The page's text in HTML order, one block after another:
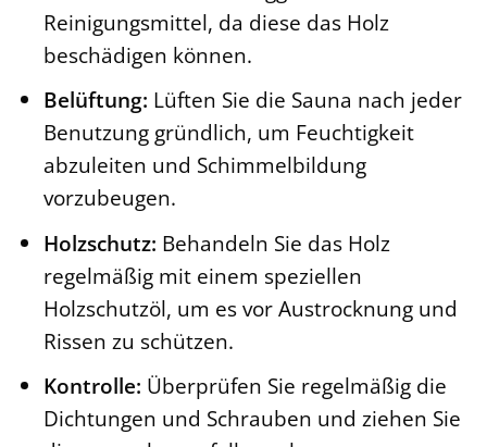
Reinigungsmittel, da diese das Holz
beschädigen können.
Belüftung: Lüften Sie die Sauna nach jeder
Benutzung gründlich, um Feuchtigkeit
abzuleiten und Schimmelbildung
vorzubeugen.
Holzschutz: Behandeln Sie das Holz
regelmäßig mit einem speziellen
Holzschutzöl, um es vor Austrocknung und
Rissen zu schützen.
Kontrolle: Überprüfen Sie regelmäßig die
Dichtungen und Schrauben und ziehen Sie